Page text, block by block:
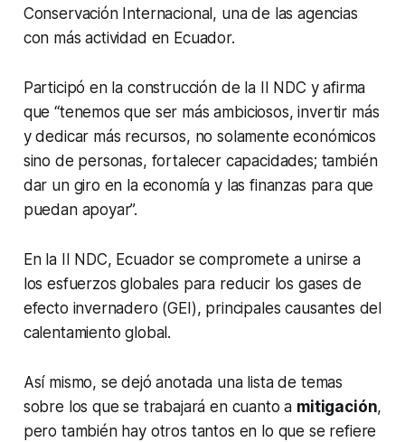
Conservación Internacional, una de las agencias
con más actividad en Ecuador.
Participó en la construcción de la II NDC y afirma
que “tenemos que ser más ambiciosos, invertir más
y dedicar más recursos, no solamente económicos
sino de personas, fortalecer capacidades; también
dar un giro en la economía y las finanzas para que
puedan apoyar”.
En la II NDC, Ecuador se compromete a unirse a
los esfuerzos globales para reducir los gases de
efecto invernadero (GEI), principales causantes del
calentamiento global.
Así mismo, se dejó anotada una lista de temas
sobre los que se trabajará en cuanto a mitigación,
pero también hay otros tantos en lo que se refiere